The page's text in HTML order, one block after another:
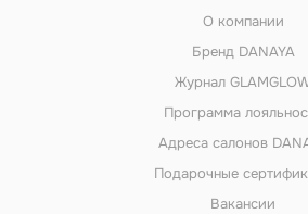
О компании
Бренд DANAYA
Журнал
Программа
Адреса салонов
Подарочные
Вакансии